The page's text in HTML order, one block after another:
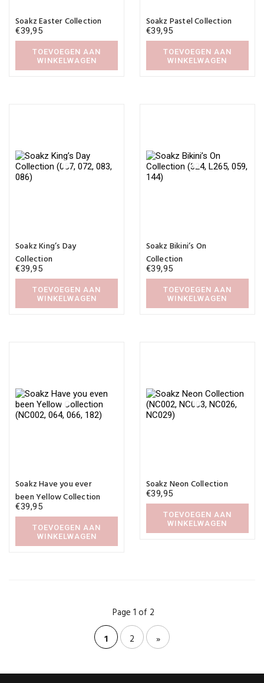
Soakz Easter Collection
€39,95
TOEVOEGEN AAN
WINKELWAGEN
Soakz Pastel Collection
€39,95
TOEVOEGEN AAN
WINKELWAGEN
Soakz King’s Day
Collection
€39,95
TOEVOEGEN AAN
WINKELWAGEN
Soakz Bikini’s On
Collection
€39,95
TOEVOEGEN AAN
WINKELWAGEN
Soakz Have you ever
been Yellow Collection
€39,95
TOEVOEGEN AAN
WINKELWAGEN
Soakz Neon Collection
€39,95
TOEVOEGEN AAN
WINKELWAGEN
Page 1 of 2
1
2 »